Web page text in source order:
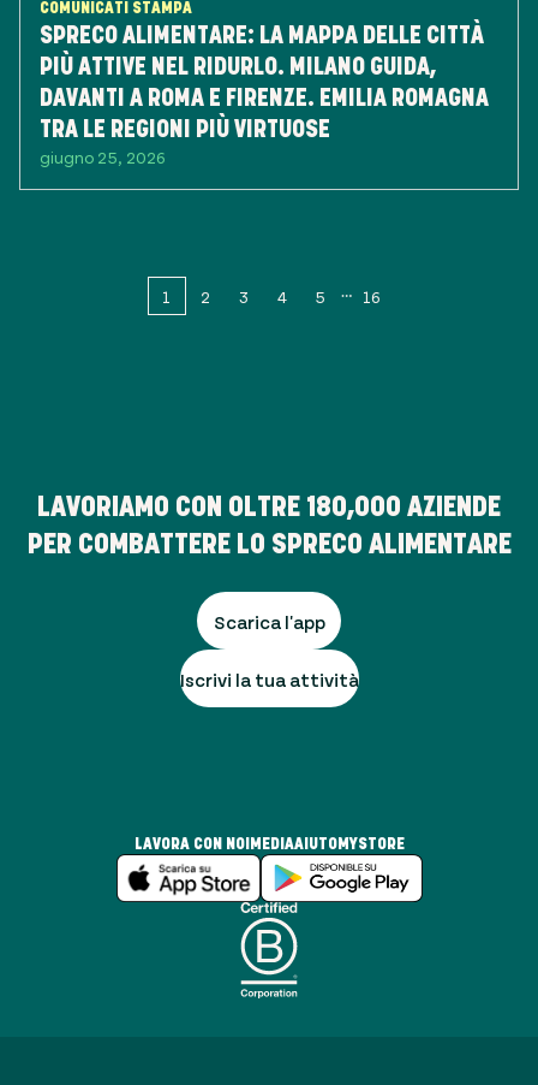
COMUNICATI STAMPA
SPRECO ALIMENTARE: LA MAPPA DELLE CITTÀ
PIÙ ATTIVE NEL RIDURLO. MILANO GUIDA,
DAVANTI A ROMA E FIRENZE. EMILIA ROMAGNA
TRA LE REGIONI PIÙ VIRTUOSE
giugno 25, 2026
1 2 3 4 5 16
LAVORIAMO CON OLTRE 180,000 AZIENDE
PER COMBATTERE LO SPRECO ALIMENTARE
Scarica l'app
Iscrivi la tua attività
LAVORA CON NOI MEDIAAIUTOMYSTORE